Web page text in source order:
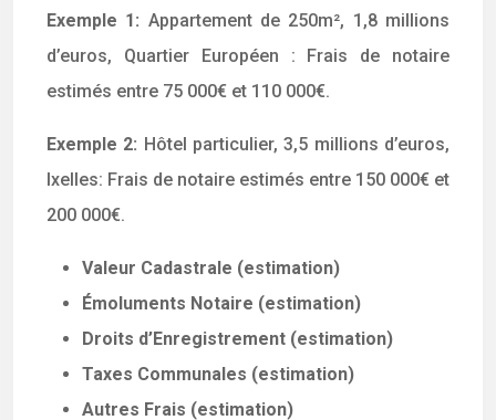
Exemple 1: Appartement de 250m², 1,8 millions
d’euros, Quartier Européen : Frais de notaire
estimés entre 75 000€ et 110 000€.
Exemple 2: Hôtel particulier, 3,5 millions d’euros,
Ixelles: Frais de notaire estimés entre 150 000€ et
200 000€.
Valeur Cadastrale (estimation)
Émoluments Notaire (estimation)
Droits d’Enregistrement (estimation)
Taxes Communales (estimation)
Autres Frais (estimation)